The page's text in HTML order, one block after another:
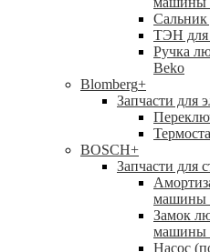
ТЭН для
Ручка
Beko
Blomberg+
Запчасти для
BOSCH+
Запчасти для
машины
Замок
машины
Насос